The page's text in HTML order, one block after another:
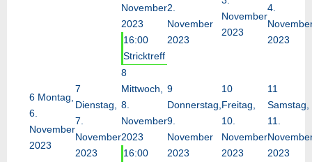
November
2023
16:00
Stricktreff
2.
November
2023
November
2023
4.
2023
6 Montag,
6.
November
2023
7
Dienstag,
7.
November
2023
8
Mittwoch,
8.
November
2023
16:00
9
Donnerstag,
9.
November
2023
10
Freitag,
10.
November
2023
11
Samstag,
11.
2023